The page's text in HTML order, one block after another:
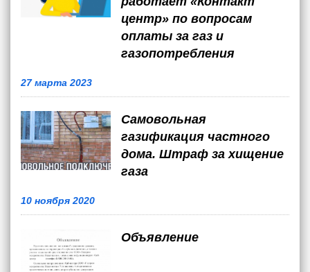
центр» по вопросам
оплаты за газ и
газопотребления
27 марта 2023
Самовольная
газификация частного
дома. Штраф за хищение
газа
10 ноября 2020
Объявление